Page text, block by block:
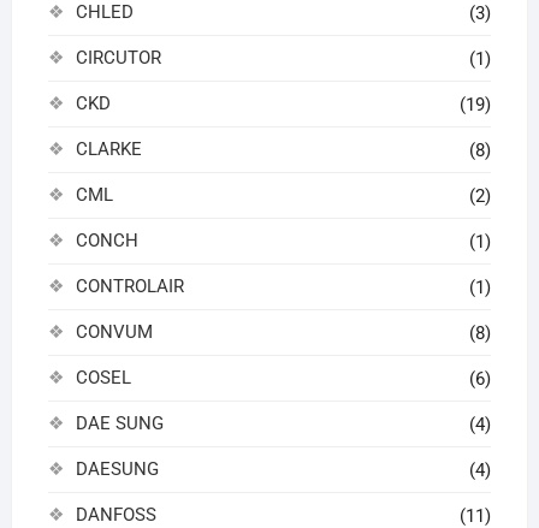
CHLED (3)
CIRCUTOR (1)
CKD (19)
CLARKE (8)
CML (2)
CONCH (1)
CONTROLAIR (1)
CONVUM (8)
COSEL (6)
DAE SUNG (4)
DAESUNG (4)
DANFOSS (11)